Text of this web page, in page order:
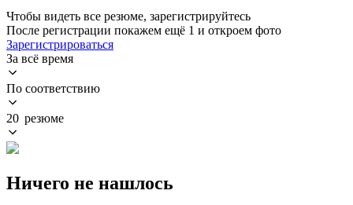
Чтобы видеть все резюме, зарегистрируйтесь
После регистрации покажем ещё 1 и откроем фото
Зарегистрироваться
За всё время
По соответствию
20 резюме
Ничего не нашлось